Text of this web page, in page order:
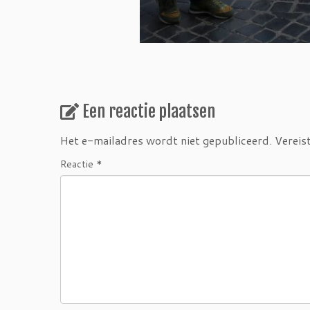
Een reactie plaatsen
Het e-mailadres wordt niet gepubliceerd.
Reactie *